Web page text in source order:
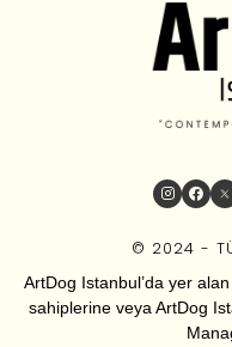
© 2024 -
ArtDog Istanbul’da yer
sahiplerine veya ArtDog